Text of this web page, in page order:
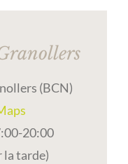
(BCN)
20:00
la tarde)